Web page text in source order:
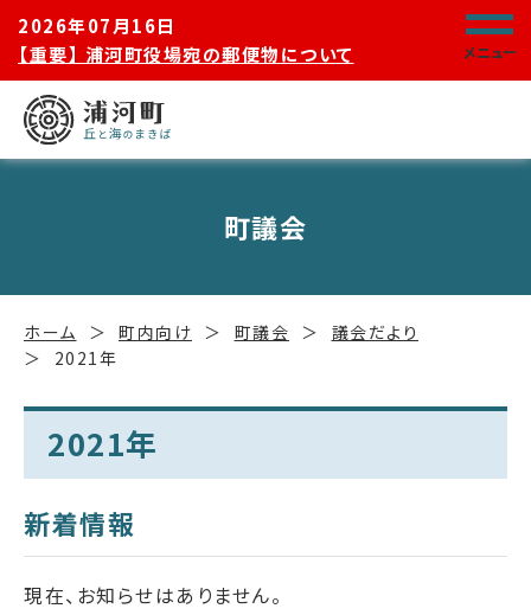
2026年07月16日
【重要】 浦河町役場宛の郵便物について
メニュー
町議会
ホーム 町内向け 町議会
議会だより
2021年
2021年
新着情報
現在、お知らせはありません。